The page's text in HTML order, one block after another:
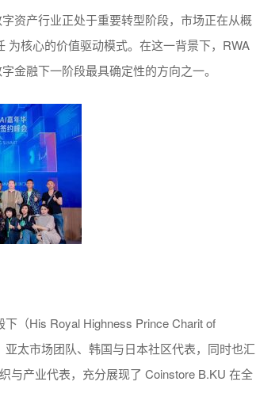
资产行业正处于重要转型阶段，市场正在从概
为核心的价值驱动模式。在这一背景下，RWA
金融下一阶段最具确定性的方向之一。
（His Royal Highness Prince Charit of
太市场团队、韩国与日本社区代表，同时也汇
与产业代表，充分展现了 Coinstore B.KU 在全